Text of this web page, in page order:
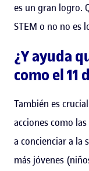
es un gran logro.
STEM o no no es
¿Y ayuda
como el 11
También es
acciones como
a concienciar a la
más jóvenes